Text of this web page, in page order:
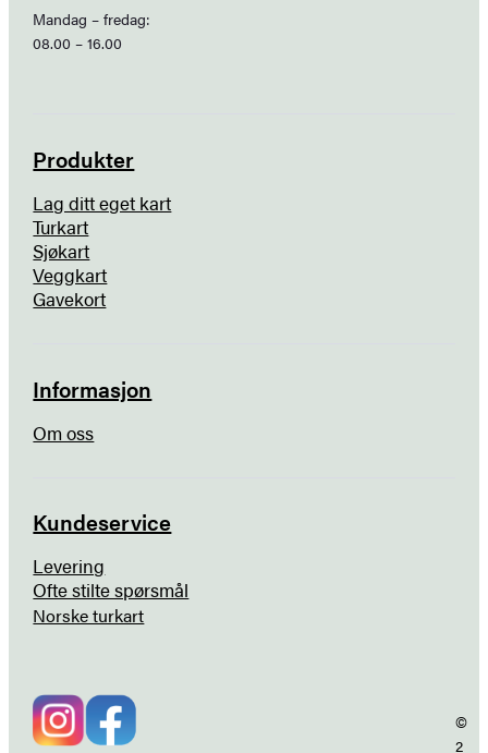
Mandag – fredag:
08.00 – 16.00
Produkter
Lag ditt eget kart
Turkart
Sjøkart
Veggkart
Gavekort
Informasjon
Om oss
Kundeservice
Levering
Ofte stilte spørsmål
Norske turkart
©
2